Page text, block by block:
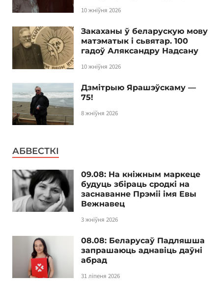
10 жніўня 2026
Закаханы ў беларускую мову
матэматык і сьвятар. 100
гадоў Аляксандру Надсану
10 жніўня 2026
Дзмітрыю Ярашэўскаму —
75!
8 жніўня 2026
АБВЕСТКІ
09.08: На кніжным маркеце
будуць збіраць сродкі на
заснаванне Прэміі імя Евы
Вежнавец
3 жніўня 2026
08.08: Беларусаў Падляшша
запрашаюць аднавіць даўні
абрад
31 ліпеня 2026